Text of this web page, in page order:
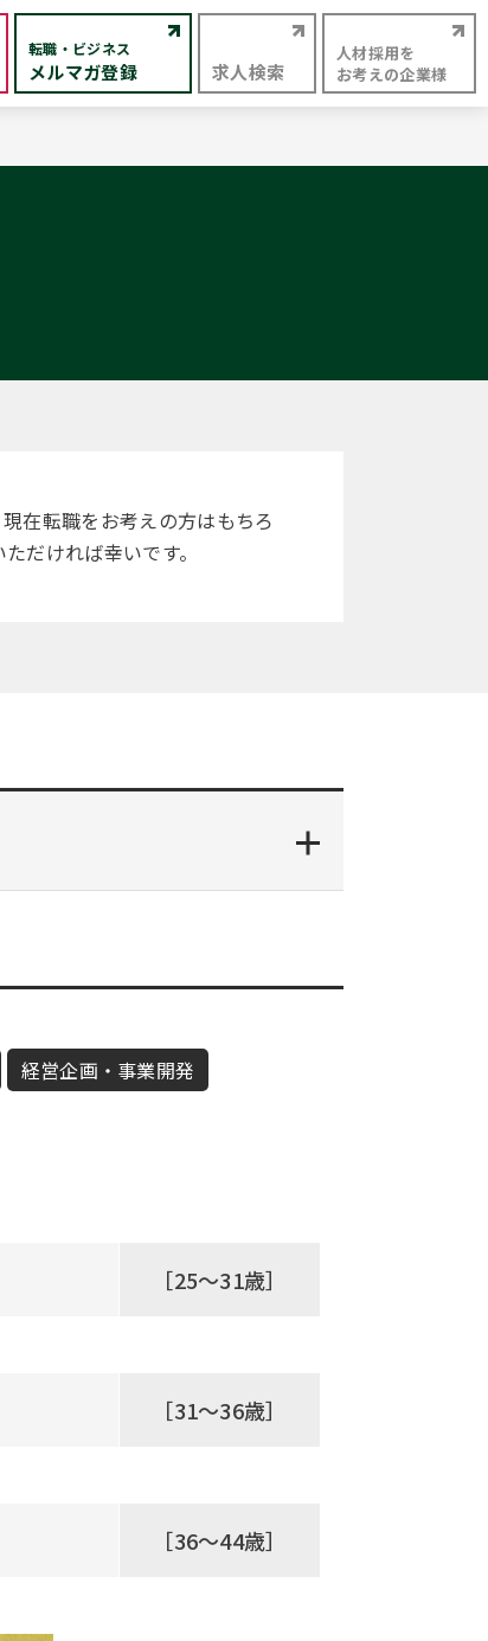
転職・ビジネス
メルマガ登録 求人検索
人材採用を
お考えの企業様
在転職をお考えの方はもちろ
だければ幸いです。
経営企画・事業開発
［25～31歳］
［31～36歳］
［36～44歳］